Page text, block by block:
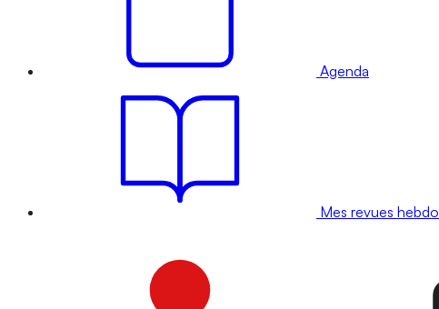
Agenda
Mes revues hebdo